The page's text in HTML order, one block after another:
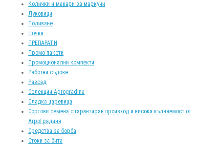
Колички и макари за маркучи
Луковици
Поливане
Почва
ПРЕПАРАТИ
Промо пакети
Промоционални компекти
Работни съдове
Разсад
Селекции Agrogradina
Сладка царевица
Сортови семена с гарантиран произход и висока кълняемост от
АгроГрадина
Средства за борба
Стоки за бита